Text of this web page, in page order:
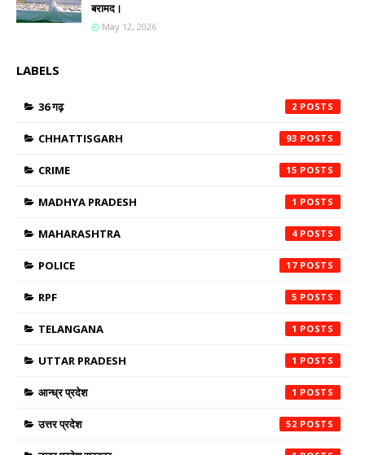
बरामद।
May 12, 2026
LABELS
36 गढ़ 2
CHHATTISGARH 93
CRIME 15
MADHYA PRADESH 1
MAHARASHTRA 4
POLICE 17
RPF 5
TELANGANA 1
UTTAR PRADESH 1
आन्ध्र प्रदेश 1
उत्तर प्रदेश 52